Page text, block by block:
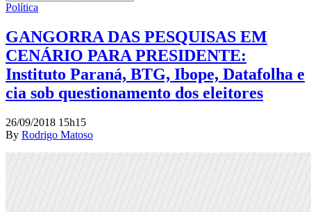
Política
GANGORRA DAS PESQUISAS EM
CENÁRIO PARA PRESIDENTE:
Instituto Paraná, BTG, Ibope, Datafolha e
cia sob questionamento dos eleitores
26/09/2018 15h15
By Rodrigo Matoso